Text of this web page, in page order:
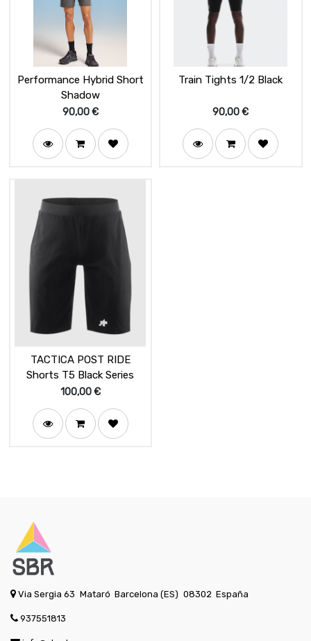
Performance Hybrid Short
Shadow
90,00€
Train Tights 1/2 Black
90,00€
TACTICA POST RIDE
Shorts T5 Black Series
100,00€
Via Sergia 63 Mataró Barcelona (ES) 08302 España
937551813